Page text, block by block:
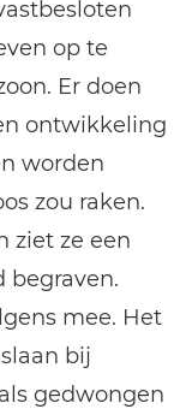
op te
Er doen
ontwikkeling
worden
zou raken.
ziet ze een
begraven.
mee. Het
bij
gedwongen